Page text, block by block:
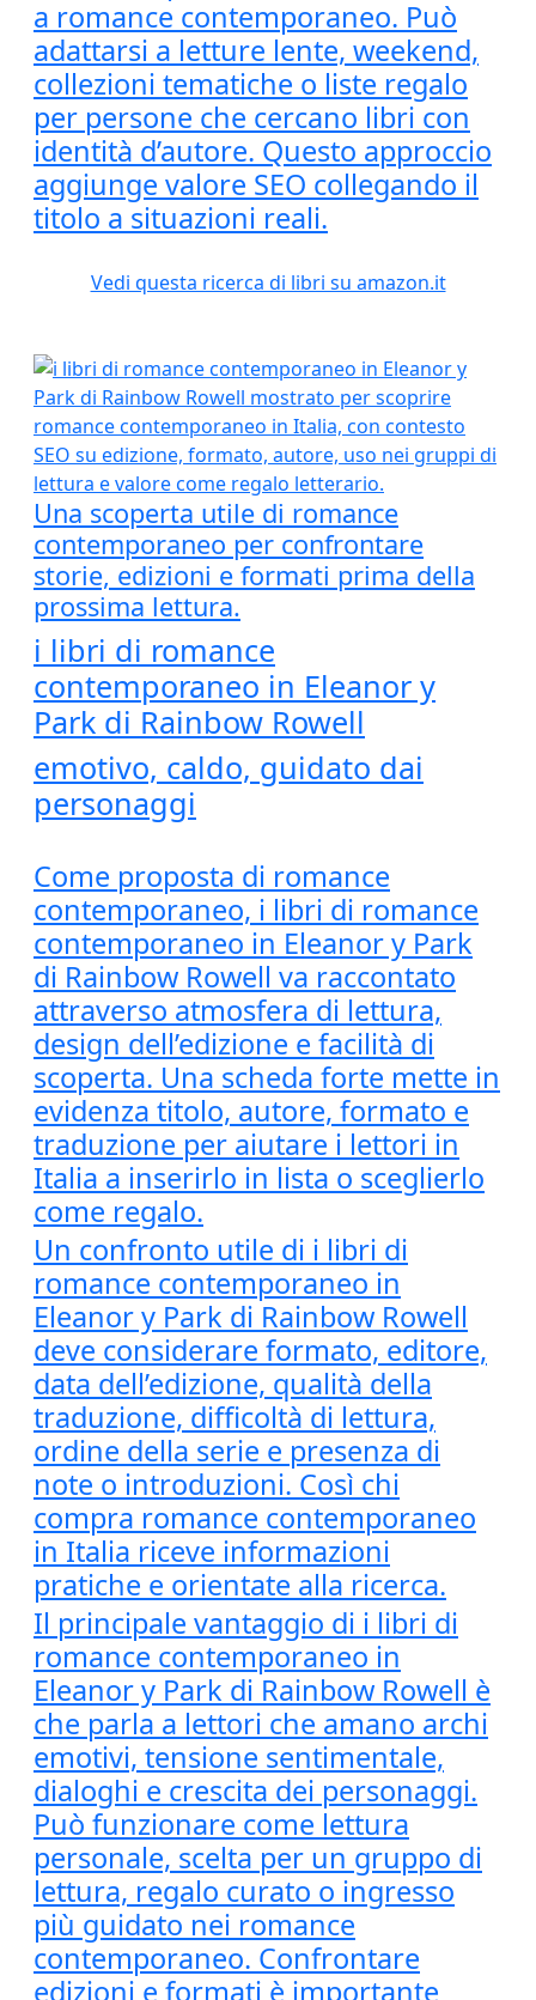
a romance contemporaneo. Può
adattarsi a letture lente, weekend,
collezioni tematiche o liste regalo
per persone che cercano libri con
identità d’autore. Questo approccio
aggiunge valore SEO collegando il
titolo a situazioni reali.
Vedi questa ricerca di libri su amazon.it
Una scoperta utile di romance
contemporaneo per confrontare
storie, edizioni e formati prima della
prossima lettura.
i libri di romance
contemporaneo in Eleanor y
Park di Rainbow Rowell
emotivo, caldo, guidato dai
personaggi
Come proposta di romance
contemporaneo, i libri di romance
contemporaneo in Eleanor y Park
di Rainbow Rowell va raccontato
attraverso atmosfera di lettura,
design dell’edizione e facilità di
scoperta. Una scheda forte mette in
evidenza titolo, autore, formato e
traduzione per aiutare i lettori in
Italia a inserirlo in lista o sceglierlo
come regalo.
Un confronto utile di i libri di
romance contemporaneo in
Eleanor y Park di Rainbow Rowell
deve considerare formato, editore,
data dell’edizione, qualità della
traduzione, difficoltà di lettura,
ordine della serie e presenza di
note o introduzioni. Così chi
compra romance contemporaneo
in Italia riceve informazioni
pratiche e orientate alla ricerca.
Il principale vantaggio di i libri di
romance contemporaneo in
Eleanor y Park di Rainbow Rowell è
che parla a lettori che amano archi
emotivi, tensione sentimentale,
dialoghi e crescita dei personaggi.
Può funzionare come lettura
personale, scelta per un gruppo di
lettura, regalo curato o ingresso
più guidato nei romance
contemporaneo. Confrontare
edizioni e formati è importante